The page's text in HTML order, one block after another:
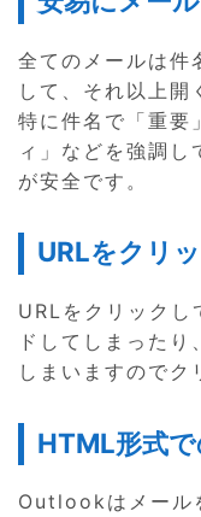
全てのメールは件
して、それ以上開
特に件名で「重要
ィ」などを強調し
が安全です。
URLをクリ
URLをクリックし
ドしてしまった
しまいますのでク
HTML形式
Outlookはメール